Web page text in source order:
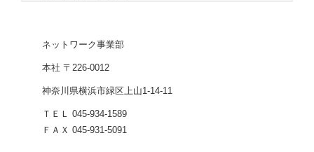
ネットワーク事業部
本社 〒226-0012
神奈川県横浜市緑区上山1-14-11
ＴＥＬ 045-934-1589
ＦＡＸ 045-931-5091